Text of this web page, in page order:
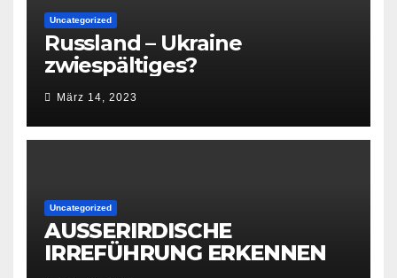
Uncategorized
Russland – Ukraine
zwiespältiges?
März 14, 2023
Uncategorized
AUSSERIRDISCHE
IRREFÜHRUNG ERKENNEN